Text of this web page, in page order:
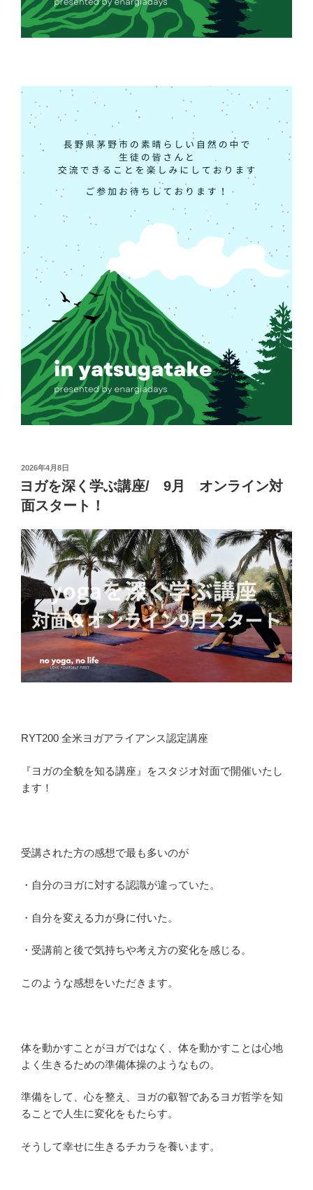
投
稿
日:
2026年4月8日
ヨガを深く学ぶ講座/ 9月 オンライン対
面スタート！
RYT200 全米ヨガアライアンス認定講座
『ヨガの全貌を知る講座』をスタジオ対面で開催いたし
ます！
受講された方の感想で最も多いのが
・自分のヨガに対する認識が違っていた。
・自分を変える力が身に付いた。
・受講前と後で気持ちや考え方の変化を感じる。
このような感想をいただきます。
体を動かすことがヨガではなく、体を動かすことは心地
よく生きるための準備体操のようなもの。
準備をして、心を整え、ヨガの叡智であるヨガ哲学を知
ることで人生に変化をもたらす。
そうして幸せに生きるチカラを養います。